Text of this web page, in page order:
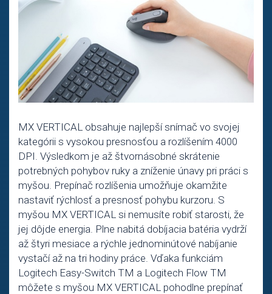
MX VERTICAL obsahuje najlepší snímač vo svojej
kategórii s vysokou presnosťou a rozlíšením 4000
DPI. Výsledkom je až štvornásobné skrátenie
potrebných pohybov ruky a zníženie únavy pri práci s
myšou. Prepínač rozlíšenia umožňuje okamžite
nastaviť rýchlosť a presnosť pohybu kurzoru. S
myšou MX VERTICAL si nemusíte robiť starosti, že
jej dôjde energia. Plne nabitá dobíjacia batéria vydrží
až štyri mesiace a rýchle jednominútové nabíjanie
vystačí až na tri hodiny práce. Vďaka funkciám
Logitech Easy-Switch TM a Logitech Flow TM
môžete s myšou MX VERTICAL pohodlne prepínať